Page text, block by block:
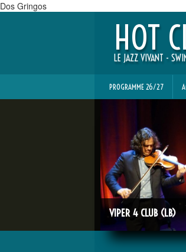
Dos Gringos
HOT
LE JAZZ VIVANT -
PROGRAMME 26/27
VIPER 4 CLUB (LB)